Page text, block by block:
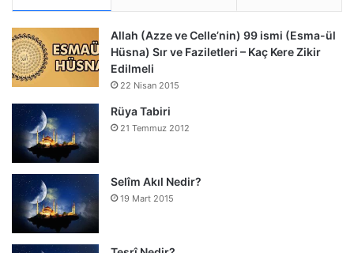
Allah (Azze ve Celle’nin) 99 ismi (Esma-ül
Hüsna) Sır ve Faziletleri – Kaç Kere Zikir
Edilmeli
22 Nisan 2015
Rüya Tabiri
21 Temmuz 2012
Selîm Akıl Nedir?
19 Mart 2015